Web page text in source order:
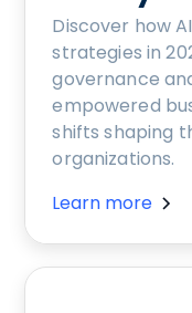
Discover how
strategies in
governance
empowered
shifts shaping
organizations.
Learn more